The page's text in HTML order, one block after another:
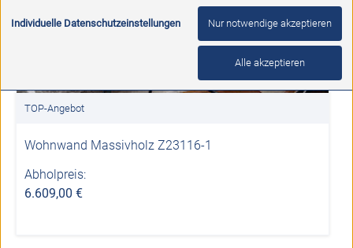
TOP-Angebot
Wohnwand Massivholz Z23116-1
Abholpreis:
6.609,00 €
Individuelle Datenschutzeinstellungen Nur notwendige akzeptieren
Alle akzeptieren